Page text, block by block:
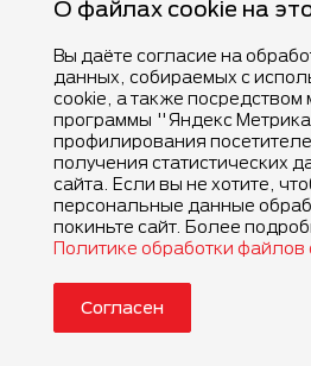
давать собаке?
Не следует угощать
шоколадом, колбасой,
речной рыбой, хлебом и
это приводит к проблемам с
метеоризму. Трубчатые и
нанести травмы острыми
Какая сила укуса
ротвейлера?
О файлах cookie на
Вы даёте согласие на
данных, собираемых с
cookie, а также посредством
программы "Яндекс
профилирования
получения статистических
сайта. Если вы не хотите,
персональные данные
покиньте сайт. Более
Политике обработки файлов
Согласен